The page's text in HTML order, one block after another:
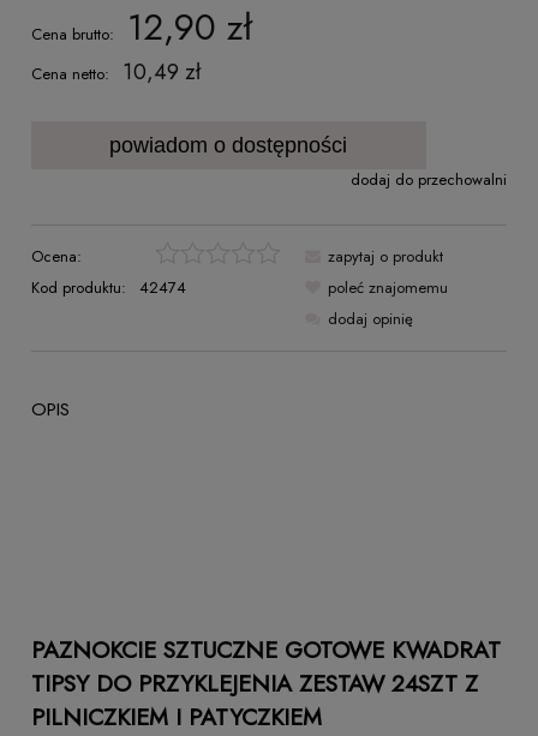
Cena brutto: 12,90 zł
Cena netto: 10,49 zł
powiadom o dostępności
dodaj do przechowalni
Ocena:
Kod produktu:
42474
zapytaj o produkt
poleć znajomemu
dodaj opinię
OPIS
PAZNOKCIE SZTUCZNE GOTOWE KWADRAT
TIPSY DO PRZYKLEJENIA ZESTAW 24SZT Z
PILNICZKIEM I PATYCZKIEM